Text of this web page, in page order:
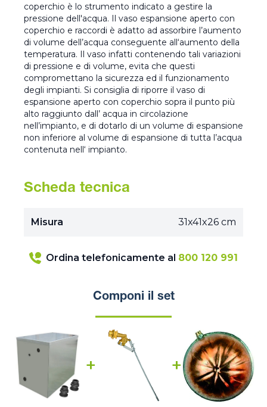
coperchio è lo strumento indicato a gestire la
pressione dell'acqua. Il vaso espansione aperto con
coperchio e raccordi è adatto ad assorbire l’aumento
di volume dell’acqua conseguente all‘aumento della
temperatura. Il vaso infatti contenendo tali variazioni
di pressione e di volume, evita che questi
compromettano la sicurezza ed il funzionamento
degli impianti. Si consiglia di riporre il vaso di
espansione aperto con coperchio sopra il punto più
alto raggiunto dall’ acqua in circolazione
nell’impianto, e di dotarlo di un volume di espansione
non inferiore al volume di espansione di tutta l’acqua
contenuta nell‘ impianto.
Scheda tecnica
Misura 31x41x26 cm
Ordina telefonicamente al 800 120 991
Componi il set
+ +